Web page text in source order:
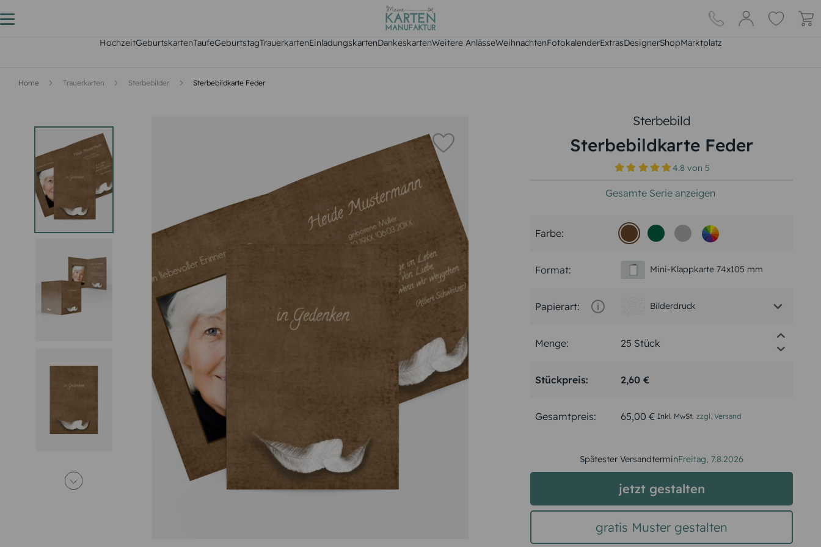
HochzeitGeburtskartenTaufeGeburtstagTrauerkartenEinladungskartenDankeskartenWeitere AnlässeWeihnachtenFotokalenderExtrasDesignerShopMarktplatz
Home Trauerkarten Sterbebilder Sterbebildkarte Feder
Sterbebild
Sterbebildkarte Feder
4.8von 5
Gesamte Serie anzeigen
Farbe:
Format: Mini-Klappkarte 74x105 mm
Papierart: Bilderdruck
Menge:
Stückpreis: 2,60 €
Gesamtpreis: 65,00 € Inkl. MwSt. zzgl. Versand
Spätester VersandterminFreitag, 7.8.2026
jetzt gestalten
gratis Muster gestalten